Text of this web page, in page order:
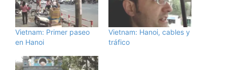
Vietnam: Primer paseo
en Hanoi
Vietnam: Hanoi, cables y
tráfico